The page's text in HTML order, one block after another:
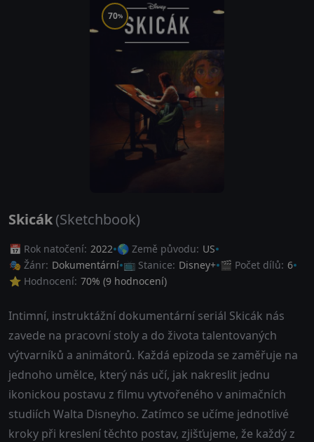
70%
Skicák(Sketchbook)
📅 Rok natočení: 2022 🌎 Země původu: US
🎭 Žánr: Dokumentární 📺 Stanice: Disney+ 🎬 Počet dílů: 6
⭐ Hodnocení: 70% (9 hodnocení)
Intimní, instruktážní dokumentární seriál Skicák nás
zavede na pracovní stoly a do života talentovaných
výtvarníků a animátorů. Každá epizoda se zaměřuje na
jednoho umělce, který nás učí, jak nakreslit jednu
ikonickou postavu z filmu vytvořeného v animačních
studiích Walta Disneyho. Zatímco se učíme jednotlivé
kroky při kreslení těchto postav, zjišťujeme, že každý z